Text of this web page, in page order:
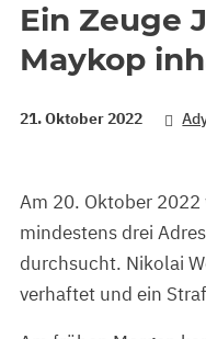
Ein Zeuge
Maykop
21. Oktober 2022
Am 20. Oktober
mindestens drei
durchsucht. Nikolai
verhaftet und ein